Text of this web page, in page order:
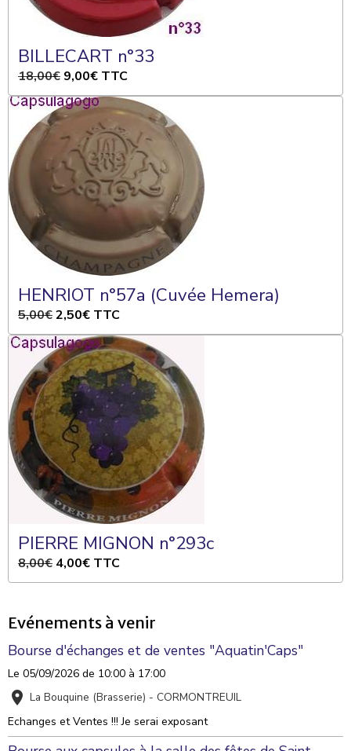
BILLECART n°33
18,00€ 9,00€ TTC
HENRIOT n°57a (Cuvée Hemera)
5,00€2,50€ TTC
PIERRE MIGNON n°293c
8,00€ 4,00€ TTC
Evénements à venir
Bourse d'échanges et de ventes "Aquatin'Caps"
Le 05/09/2026 de 10:00 à 17:00
La Bouquine (Brasserie) - CORMONTREUIL
Echanges et Ventes !!! Je serai exposant